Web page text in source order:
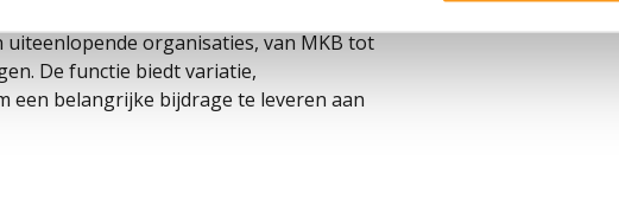
organisaties, van MKB tot
De functie biedt variatie,
een belangrijke bijdrage te leveren aan